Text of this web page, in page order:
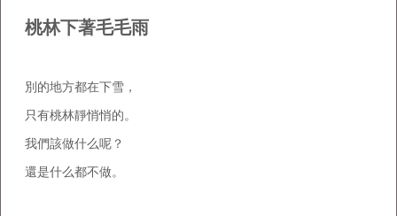
桃林下著毛毛雨
別的地方都在下雪，
只有桃林靜悄悄的。
我們該做什么呢？
還是什么都不做。